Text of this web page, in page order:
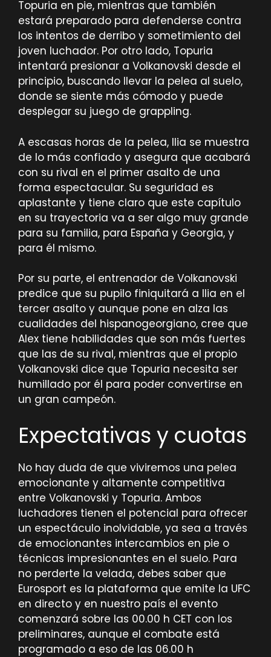
Topuria en pie, mientras que también
estará preparado para defenderse contra
los intentos de derribo y sometimiento del
joven luchador. Por otro lado, Topuria
intentará presionar a Volkanovski desde el
principio, buscando llevar la pelea al suelo,
donde se siente más cómodo y puede
desplegar su juego de grappling.
A escasas horas de la pelea, Ilia se muestra
de lo más confiado y asegura que acabará
con su rival en el primer asalto de una
forma espectacular. Su seguridad es
aplastante y tiene claro que este capítulo
en su trayectoria va a ser algo muy grande
para su familia, para España y Georgia, y
para él mismo.
Por su parte, el entrenador de Volkanovski
predice que su pupilo finiquitará a Ilia en el
tercer asalto y aunque pone en alza las
cualidades del hispanogeorgiano, cree que
Alex tiene habilidades que son más fuertes
que las de su rival, mientras que el propio
Volkanovski dice que Topuria necesita ser
humillado por él para poder convertirse en
un gran campeón.
Expectativas y cuotas
No hay duda de que viviremos una pelea
emocionante y altamente competitiva
entre Volkanovski y Topuria. Ambos
luchadores tienen el potencial para ofrecer
un espectáculo inolvidable, ya sea a través
de emocionantes intercambios en pie o
técnicas impresionantes en el suelo. Para
no perderte la velada, debes saber que
Eurosport es la plataforma que emite la UFC
en directo y en nuestro país el evento
comenzará sobre las 00.00 h CET con los
preliminares, aunque el combate está
programado a eso de las 06.00 h